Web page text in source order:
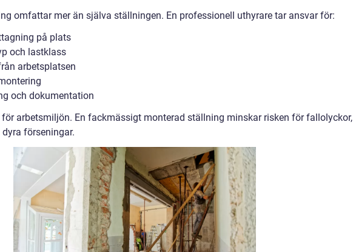
omfattar mer än själva ställningen. En professionell uthyrare tar ansvar för:
på plats
och lastklass
arbetsplatsen
och dokumentation
arbetsmiljön. En fackmässigt monterad ställning minskar risken för fallolyckor,
förseningar.